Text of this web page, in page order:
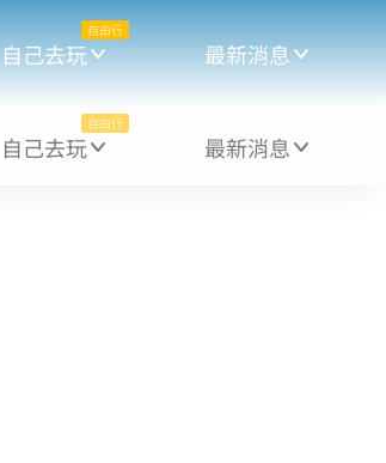
自己去玩
自由行
最新消息
自己去玩
自由行
最新消息